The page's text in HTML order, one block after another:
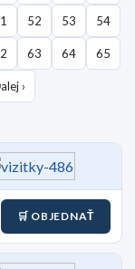
52 53 54
63 64 65
›
🛒 OBJEDNAŤ